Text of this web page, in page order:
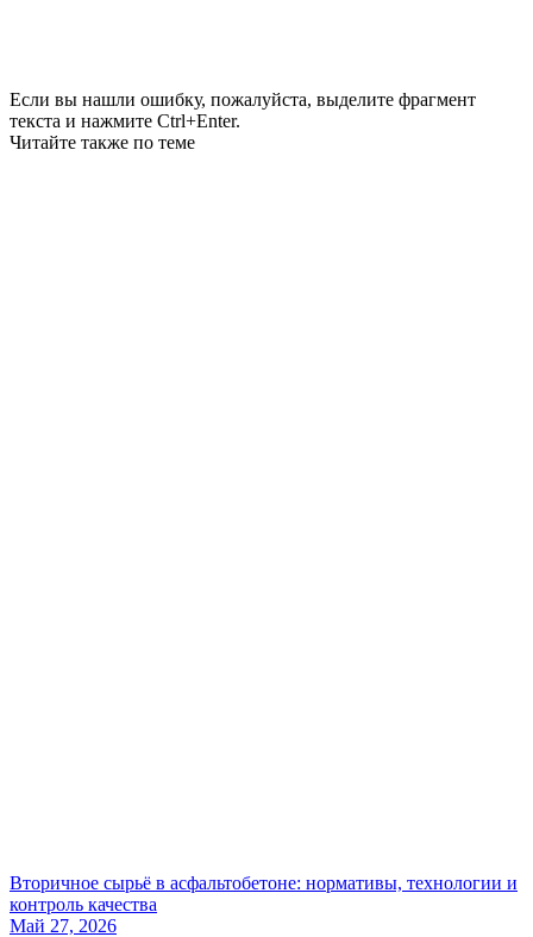
Если вы нашли ошибку, пожалуйста, выделите фрагмент
текста и нажмите Ctrl+Enter.
Читайте также по теме
Вторичное сырьё в асфальтобетоне: нормативы, технологии и
контроль качества
Май 27, 2026